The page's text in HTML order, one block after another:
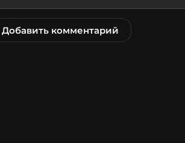
Добавить комментарий